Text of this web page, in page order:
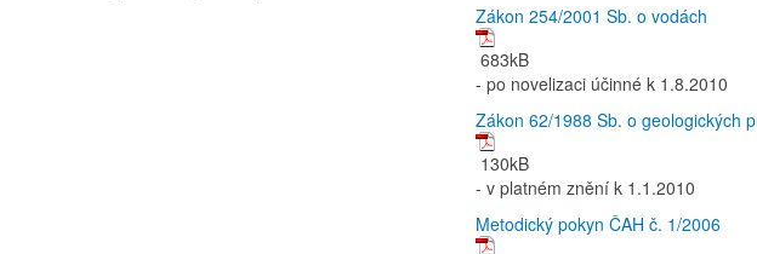
Zákon 254/2001 Sb. o vodách
683kB
- po novelizaci účinné k 1.8.2010
Zákon 62/1988 Sb. o geologických
130kB
- v platném znění k 1.1.2010
Metodický pokyn ČAH č. 1/2006